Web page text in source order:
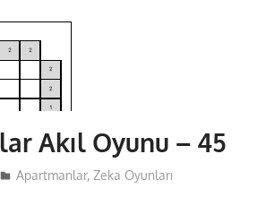
Akıl Oyunu – 45
Apartmanlar, Zeka Oyunları